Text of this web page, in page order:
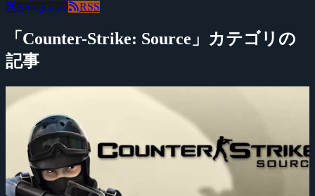
@negitaku RSS
「Counter-Strike: Source」カテゴリの
記事